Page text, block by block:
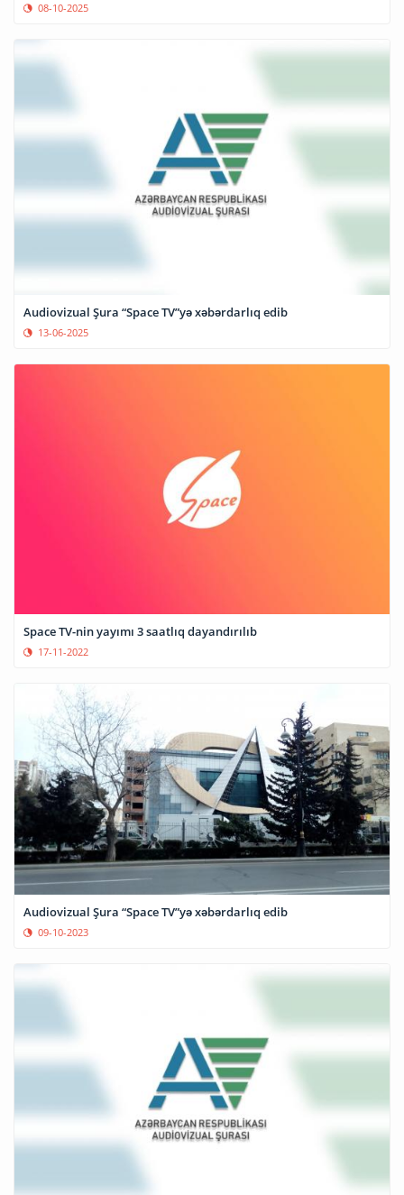
08-10-2025
Audiovizual Şura “Space TV”yə xəbərdarlıq edib
13-06-2025
Space TV-nin yayımı 3 saatlıq dayandırılıb
17-11-2022
Audiovizual Şura “Space TV”yə xəbərdarlıq edib
09-10-2023